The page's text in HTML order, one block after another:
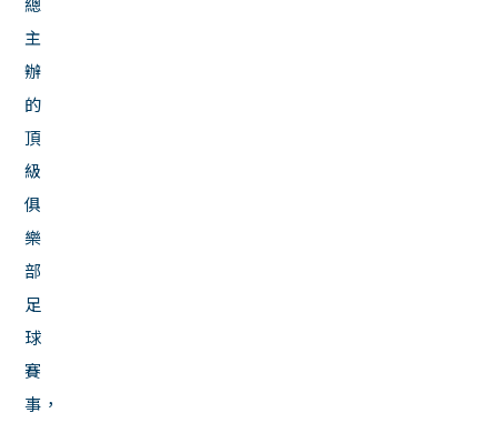
主
辦
的
頂
級
俱
樂
部
足
球
賽
事，